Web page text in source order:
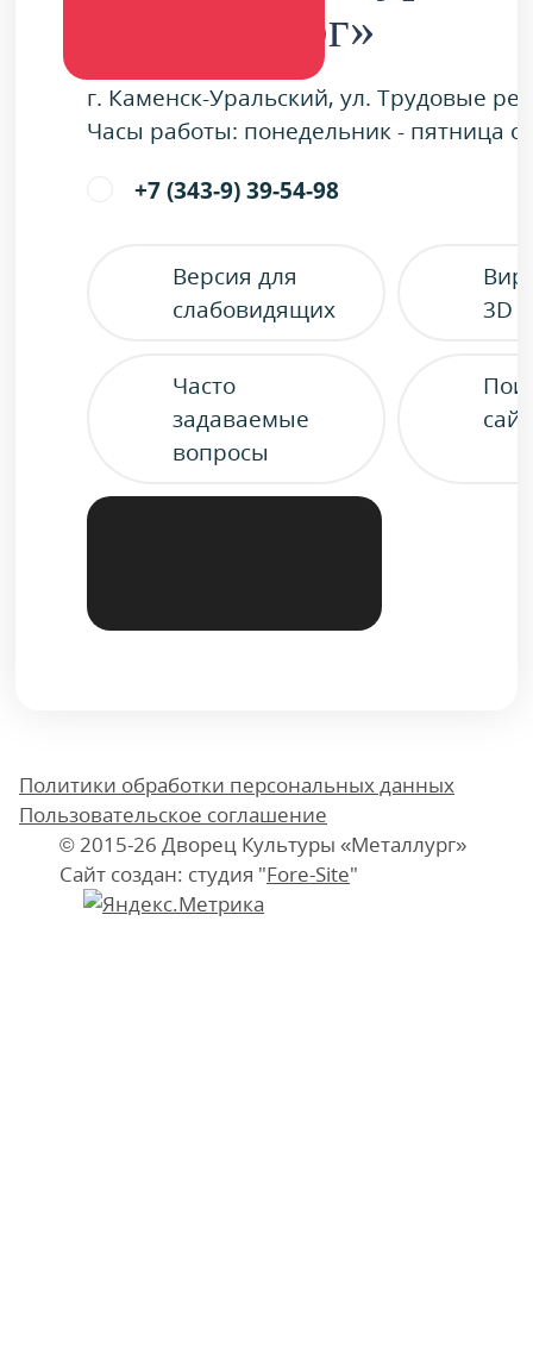
«Металлург»
г. Каменск-Уральский, ул. Трудовые
Часы работы: понедельник - пятница с
+7 (343-9) 39-54-98
Версия для
слабовидящих
3D
Часто
задаваемые
вопросы
Политики обработки персональных данных
Пользовательское соглашение
© 2015-26 Дворец Культуры «Металлург»
Сайт создан: студия "Fore-Site"